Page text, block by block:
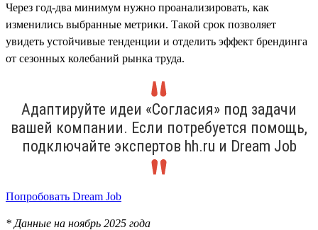
Через год-два минимум нужно проанализировать, как
изменились выбранные метрики. Такой срок позволяет
увидеть устойчивые тенденции и отделить эффект брендинга
от сезонных колебаний рынка труда.
Адаптируйте идеи «Согласия» под задачи
вашей компании. Если потребуется помощь,
подключайте экспертов hh.ru и Dream Job
Попробовать Dream Job
* Данные на ноябрь 2025 года